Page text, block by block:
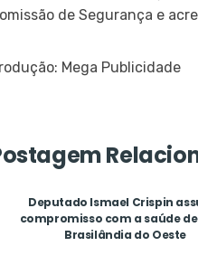
de Segurança e
Mega Publicidade
Deputado Ismael Crispin
compromisso com a saúde
Brasilândia do Oeste